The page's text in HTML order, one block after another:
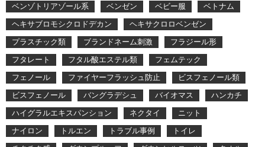
ベンゾトリアゾール系
ベンゼン ベビー服
ベトナム
ヘキサブロモシクロドデカン
ヘキサクロロベンゼン
プラスチック類
ブランドネーム刺激
フラジール形
フタレート
フタル酸エステル類
フェムテック
フェノール
ファイヤーフラッシュ防止
ビスフェノール類
ビスフェノール
バングラデシュ バイオマス
ハンカチ
ハイグラルエキスパンション
ネクタイ
ニット
ナイロン
トルエン トラブル事例
トイレ